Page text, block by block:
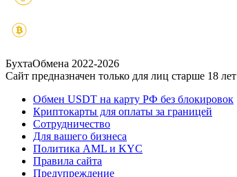
БухтаОбмена 2022-2026
Сайт предназначен только для лиц старше 18 лет
Обмен USDT на карту РФ без блокировок
Криптокарты для оплаты за границей
Сотрудничество
Для вашего бизнеса
Политика AML и KYC
Правила сайта
Предупреждение